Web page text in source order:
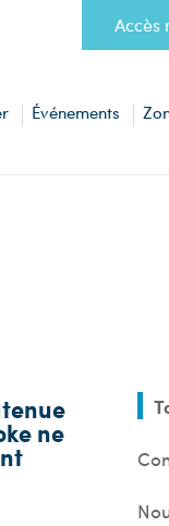
Accès
Événements
ne